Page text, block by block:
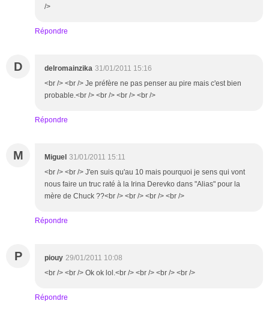
/>
Répondre
D delromainzika 31/01/2011 15:16
<br /> <br /> Je préfère ne pas penser au pire mais c'est bien
probable.<br /> <br /> <br /> <br />
Répondre
M Miguel 31/01/2011 15:11
<br /> <br /> J'en suis qu'au 10 mais pourquoi je sens qui vont
nous faire un truc raté à la Irina Derevko dans "Alias" pour la
mère de Chuck ??<br /> <br /> <br /> <br />
Répondre
P piouy 29/01/2011 10:08
<br /> <br /> Ok ok lol.<br /> <br /> <br /> <br />
Répondre